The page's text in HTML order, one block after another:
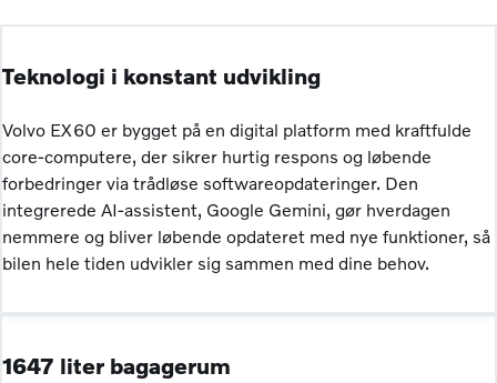
Teknologi i konstant udvikling
Volvo EX60 er bygget på en digital platform med kraftfulde
core-computere, der sikrer hurtig respons og løbende
forbedringer via trådløse softwareopdateringer. Den
integrerede AI-assistent, Google Gemini, gør hverdagen
nemmere og bliver løbende opdateret med nye funktioner, så
bilen hele tiden udvikler sig sammen med dine behov.
1647 liter bagagerum